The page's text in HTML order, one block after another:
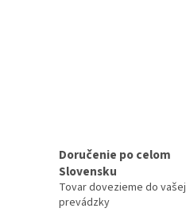
Doručenie po celom
Slovensku
Tovar dovezieme do vašej
prevádzky